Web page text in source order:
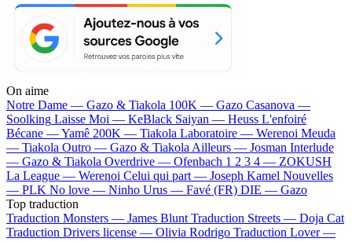
On aime
Notre Dame — Gazo & Tiakola 100K — Gazo Casanova —
Soolking Laisse Moi — KeBlack Saiyan — Heuss L'enfoiré
Bécane —Yamê 200K — Tiakola Laboratoire — Werenoi Meuda
— Tiakola Outro — Gazo & Tiakola Ailleurs — Josman Interlude
— Gazo & Tiakola Overdrive — Ofenbach 1 2 3 4 — ZOKUSH
La League — Werenoi Celui qui part — Joseph Kamel Nouvelles
— PLK No love — Ninho Urus — Favé (FR) DIE — Gazo
Top traduction
Traduction Monsters — James Blunt Traduction Streets — Doja Cat
Traduction Drivers license — Olivia Rodrigo Traduction Lover —